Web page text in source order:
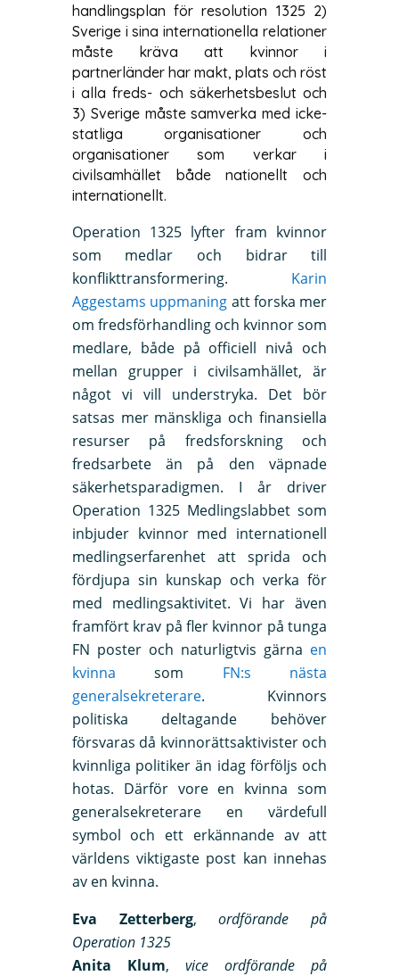
handlingsplan för resolution 1325 2)
Sverige i sina internationella relationer
måste kräva att kvinnor i
partnerländer har makt, plats och röst
i alla freds- och säkerhetsbeslut och
3) Sverige måste samverka med icke-
statliga organisationer och
organisationer som verkar i
civilsamhället både nationellt och
internationellt.
Operation 1325 lyfter fram kvinnor
som medlar och bidrar till
konflikttransformering. Karin
Aggestams uppmaning att forska mer
om fredsförhandling och kvinnor som
medlare, både på officiell nivå och
mellan grupper i civilsamhället, är
något vi vill understryka. Det bör
satsas mer mänskliga och finansiella
resurser på fredsforskning och
fredsarbete än på den väpnade
säkerhetsparadigmen. I år driver
Operation 1325 Medlingslabbet som
inbjuder kvinnor med internationell
medlingserfarenhet att sprida och
fördjupa sin kunskap och verka för
med medlingsaktivitet. Vi har även
framfört krav på fler kvinnor på tunga
FN poster och naturligtvis gärna en
kvinna som FN:s nästa
generalsekreterare. Kvinnors
politiska deltagande behöver
försvaras då kvinnorättsaktivister och
kvinnliga politiker än idag förföljs och
hotas. Därför vore en kvinna som
generalsekreterare en värdefull
symbol och ett erkännande av att
världens viktigaste post kan innehas
av en kvinna.
Eva Zetterberg,ordförande på
Operation 1325
Anita Klum,vice ordförande på